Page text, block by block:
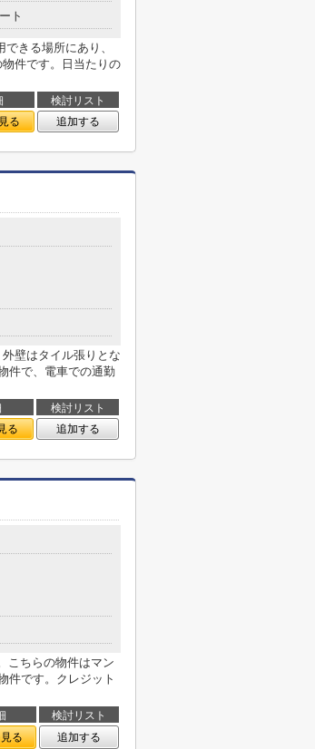
ト
きる場所にあり、
件です。日当たりの
検討リスト
る 追加する
壁はタイル張りとな
件で、電車での通勤
検討リスト
る 追加する
こちらの物件はマン
件です。クレジット
検討リスト
る 追加する